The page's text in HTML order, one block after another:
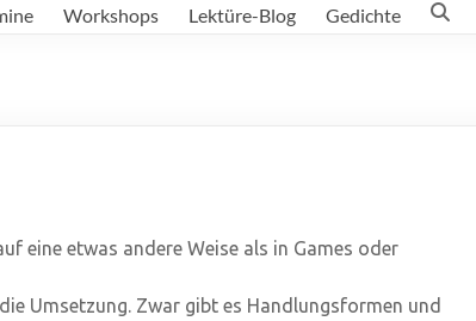
Workshops Lektüre-Blog Gedichte
eine etwas andere Weise als in Games oder
Umsetzung. Zwar gibt es Handlungsformen und